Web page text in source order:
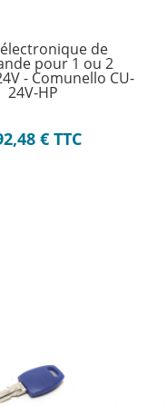
de
pour 1 ou 2
- Comunello CU-
24V-HP
€ TTC